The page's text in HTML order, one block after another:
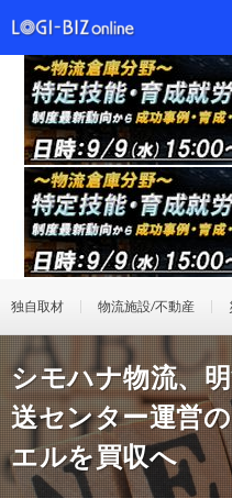
独自取材 物流施設/不動産
シモハナ物流、
送センター運営
エルを買収へ